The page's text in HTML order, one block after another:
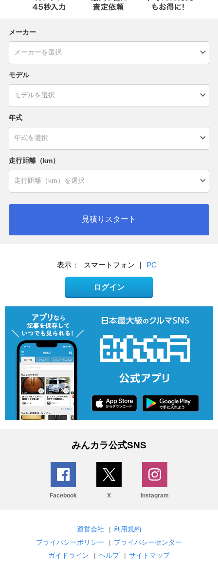
メーカー
モデル
年式
走行距離（km）
見積りスタート
表示： スマートフォン | PC
ログイン
みんカラ公式SNS
Facebook X Instagram
運営会社 | 利用規約
プライバシーポリシー
| プライバシーセンター
ガイドライン
| ヘルプ | サイトマップ